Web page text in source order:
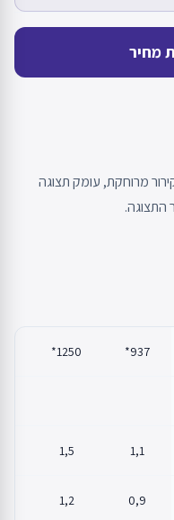
מחיר
מרוחקת, עומק תצוגה
התצוגה.
937*
1250*
1,1
1,5
0,9
1,2